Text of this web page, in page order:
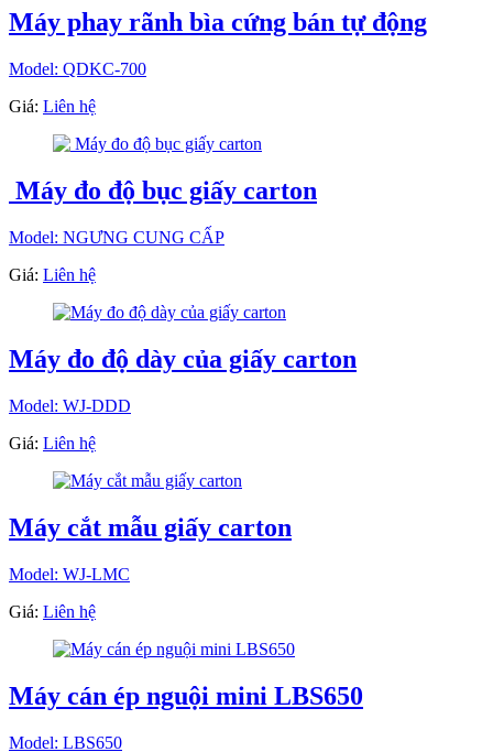
Máy phay rãnh bìa cứng bán tự động
Model: QDKC-700
Giá: Liên hệ
Máy đo độ bục giấy carton
Model: NGƯNG CUNG CẤP
Giá: Liên hệ
Máy đo độ dày của giấy carton
Model: WJ-DDD
Giá: Liên hệ
Máy cắt mẫu giấy carton
Model: WJ-LMC
Giá: Liên hệ
Máy cán ép nguội mini LBS650
Model: LBS650